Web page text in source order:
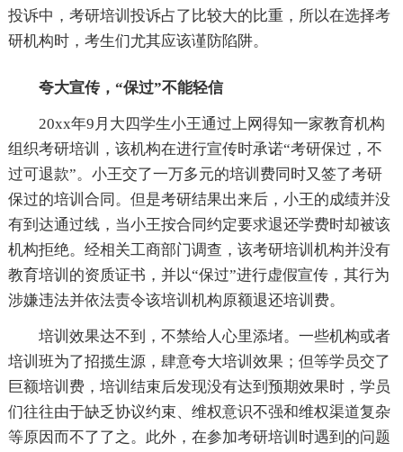
投诉中，考研培训投诉占了比较大的比重，所以在选择考
研机构时，考生们尤其应该谨防陷阱。
夸大宣传，“保过”不能轻信
20xx年9月大四学生小王通过上网得知一家教育机构
组织考研培训，该机构在进行宣传时承诺“考研保过，不
过可退款”。小王交了一万多元的培训费同时又签了考研
保过的培训合同。但是考研结果出来后，小王的成绩并没
有到达通过线，当小王按合同约定要求退还学费时却被该
机构拒绝。经相关工商部门调查，该考研培训机构并没有
教育培训的资质证书，并以“保过”进行虚假宣传，其行为
涉嫌违法并依法责令该培训机构原额退还培训费。
培训效果达不到，不禁给人心里添堵。一些机构或者
培训班为了招揽生源，肆意夸大培训效果；但等学员交了
巨额培训费，培训结束后发现没有达到预期效果时，学员
们往往由于缺乏协议约束、维权意识不强和维权渠道复杂
等原因而不了了之。此外，在参加考研培训时遇到的问题